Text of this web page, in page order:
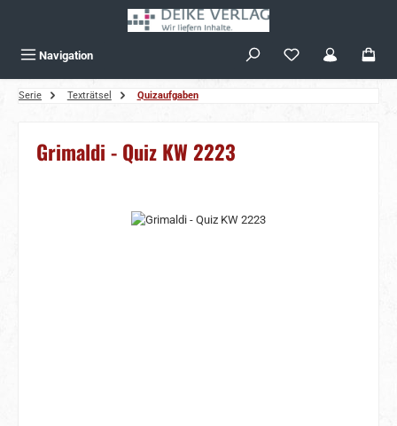
Navigation
Serie Texträtsel Quizaufgaben
Grimaldi - Quiz KW 2223
Bildergalerie überspringen